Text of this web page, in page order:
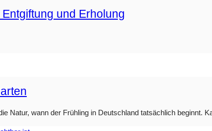
und Erholung
Natur, wann der Frühling in Deutschland tatsächlich beginnt.